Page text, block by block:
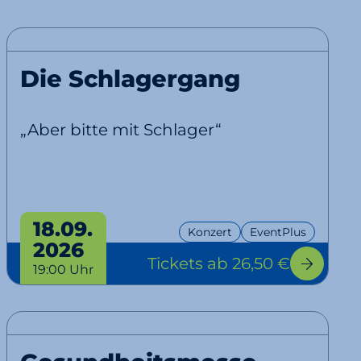
Die Schlagergang
„Aber bitte mit Schlager“
Konzert EventPlus
18.09.
2026
19:00 Uhr Tickets ab 26,50 €